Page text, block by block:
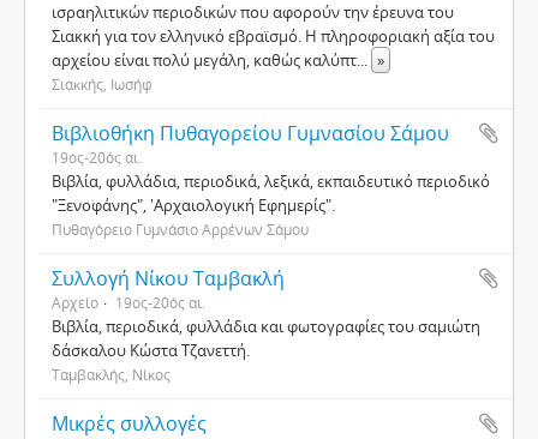
ισραηλιτικών περιοδικών που αφορούν την έρευνα του
Σιακκή για τον ελληνικό εβραϊσμό. Η πληροφοριακή αξία του
αρχείου είναι πολύ μεγάλη, καθώς καλύπτ... »
Σιακκής, Ιωσήφ
Βιβλιοθήκη Πυθαγορείου Γυμνασίου Σάμου
19ος-20ός αι.
Βιβλία, φυλλάδια, περιοδικά, λεξικά, εκπαιδευτικό περιοδικό
"Ξενοφάνης", 'Αρχαιολογική Εφημερίς".
Πυθαγόρειο Γυμνάσιο Αρρένων Σάμου
Συλλογή Νίκου Ταμβακλή
Αρχείο 19ος-20ός αι.
Βιβλία, περιοδικά, φυλλάδια και φωτογραφίες του σαμιώτη
δάσκαλου Κώστα Τζανεττή.
Ταμβακλής, Νίκος
Μικρές συλλογές